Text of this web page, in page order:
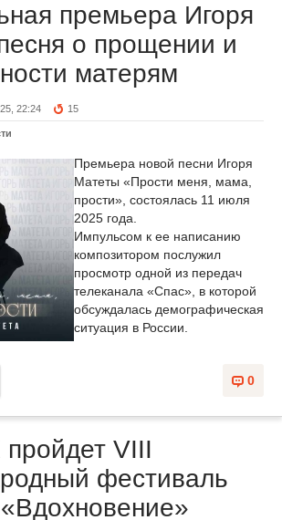
премьера Игоря
о прощении и
матерям
22:24 15
Премьера новой песни Игоря
Матеты «Прости меня, мама,
прости», состоялась 11 июля
2025 года.
Импульсом к ее написанию
композитором послужил
просмотр одной из передач
телеканала «Спас», в которой
обсуждалась демографическая
ситуация в России.
0
VIII
фестиваль
«Вдохновение»